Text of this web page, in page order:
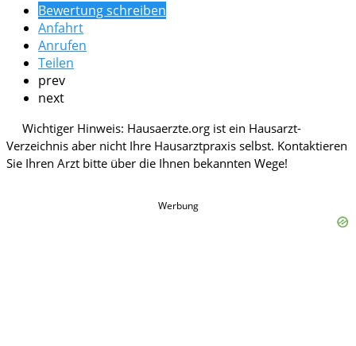
Bewertung schreiben
Anfahrt
Anrufen
Teilen
prev
next
Werbung